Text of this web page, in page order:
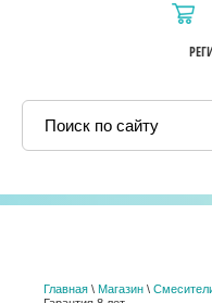
Главная \ Магазин \